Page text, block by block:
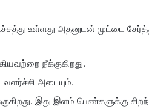
உள்ளது அதனுடன் முட்டை
நீக்குகிறது.
அடையும்.
இது இளம் பெண்களுக்கு